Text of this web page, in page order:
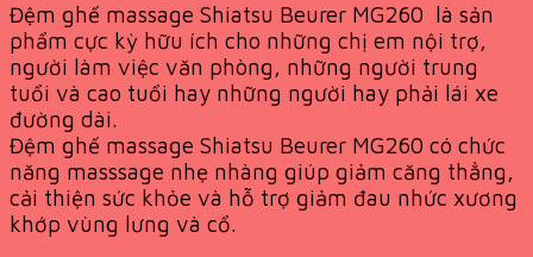
Đệm ghế massage Shiatsu Beurer MG260 là sản
phẩm cực kỳ hữu ích cho những chị em nội trợ,
người làm việc văn phòng, những người trung
tuổi và cao tuổi hay những người hay phải lái xe
đường dài.
Đệm ghế massage Shiatsu Beurer MG260 có chức
năng masssage nhẹ nhàng giúp giảm căng thẳng,
cải thiện sức khỏe và hỗ trợ giảm đau nhức xương
khớp vùng lưng và cổ.